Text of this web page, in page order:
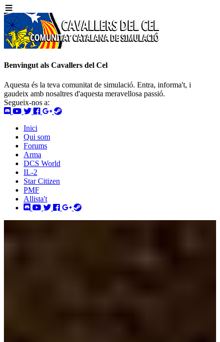
Benvingut als Cavallers del Cel
Aquesta és la teva comunitat de simulació. Entra, informa't, i
gaudeix amb nosaltres d'aquesta meravellosa passió.
Segueix-nos a:
Inici
Qui som
Forums
Arma
DCS World
IL-2
Star Citizen
PMF
Allista't